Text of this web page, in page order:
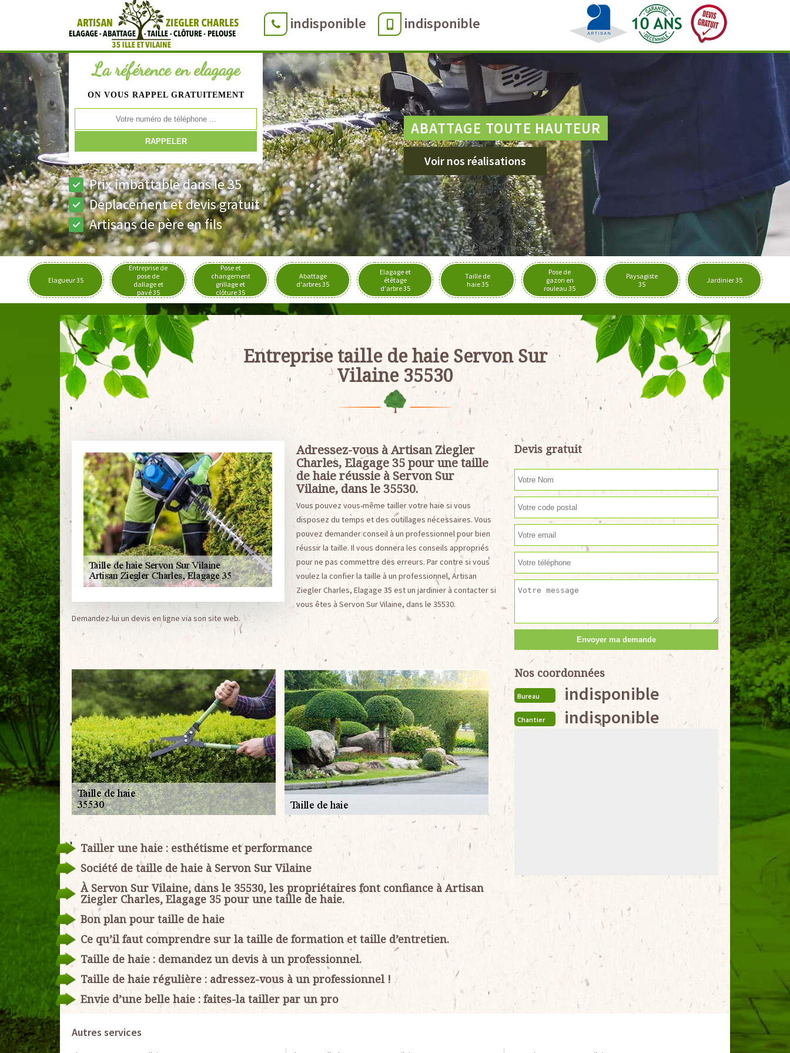
indisponible indisponible
La référence en elagage
ON VOUS RAPPEL GRATUITEMENT
Prix imbattable dans le 35
Déplacement et devis gratuit
Artisans de père en fils
ABATTAGE TOUTE HAUTEUR
Voir nos réalisations
Elagueur 35
Entreprise de
pose de
dallage et
pavé 35
Pose et
changement
grillage et
clôture 35
Abattage
d'arbres 35
Elagage et
étêtage
d'arbre 35
Taille de
haie 35
Pose de
gazon en
rouleau 35
Paysagiste
35
Jardinier 35
Entreprise taille de haie Servon Sur
Vilaine 35530
Adressez-vous à Artisan Ziegler
Charles, Elagage 35 pour une taille
de haie réussie à Servon Sur
Vilaine, dans le 35530.
Vous pouvez vous-même tailler votre haie si vous
disposez du temps et des outillages nécessaires. Vous
pouvez demander conseil à un professionnel pour bien
réussir la taille. Il vous donnera les conseils appropriés
pour ne pas commettre des erreurs. Par contre si vous
voulez la confier la taille à un professionnel, Artisan
Ziegler Charles, Elagage 35 est un jardinier à contacter si
vous êtes à Servon Sur Vilaine, dans le 35530.
Demandez-lui un devis en ligne via son site web.
Tailler une haie : esthétisme et performance
Société de taille de haie à Servon Sur Vilaine
À Servon Sur Vilaine, dans le 35530, les propriétaires font confiance à Artisan
Ziegler Charles, Elagage 35 pour une taille de haie.
Bon plan pour taille de haie
Ce qu’il faut comprendre sur la taille de formation et taille d’entretien.
Taille de haie : demandez un devis à un professionnel.
Taille de haie régulière : adressez-vous à un professionnel !
Envie d’une belle haie : faites-la tailler par un pro
Devis gratuit
Nos coordonnées
Bureau indisponible
Chantier indisponible
Autres services